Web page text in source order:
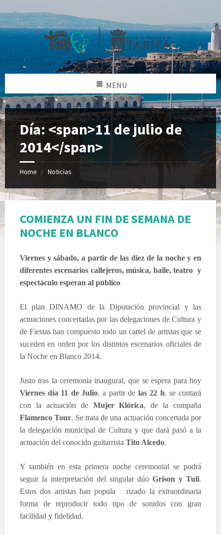
MENU
Día: <span>11 de julio de
2014</span>
Home Noticias
COMIENZA UN FIN DE SEMANA DE
NOCHE EN BLANCO
Viernes y sábado, a partir de las diez de la noche y en
diferentes escenarios callejeros, música, baile, teatro y
espectáculo esperan al público
El plan DINAMO de la Diputación provincial y las
actuaciones concertadas por las delegaciones de Cultura y
de Fiestas han compuesto todo un cartel de artistas que se
suceden en orden por los distintos escenarios oficiales de
la Noche en Blanco 2014.
Justo tras la ceremonia inaugural, que se espera para hoy
Viernes día 11 de Julio, a partir de las 22 h. se contará
con la actuación de Mujer Klórica, de la compaña
Flamenco Tour. Se trata de una actuación concertada por
la delegación municipal de Cultura y que dará pasó a la
actuación del conocido guitarrista Tito Alcedo.
Y también en esta primera noche ceremonial se podrá
seguir la interpretación del singular dúoGrison y Tuli.
Estos dos artistas han popula rizado la extraordinaria
forma de reproducir todo tipo de sonidos con gran
facilidad y fidelidad.